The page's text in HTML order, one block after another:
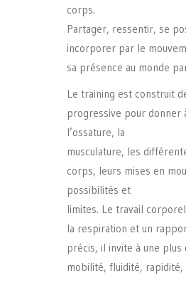
corps.
Partager, ressentir, se
incorporer par le
sa présence au monde
Le training est construit
progressive pour donner
l’ossature, la
musculature, les
corps, leurs mises en
possibilités et
limites. Le travail
la respiration et un
précis, il invite à une plus
mobilité, fluidité,